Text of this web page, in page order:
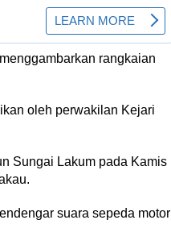
rangkaian
oleh perwakilan Kejari
Sungai Lakum pada Kamis
suara sepeda motor